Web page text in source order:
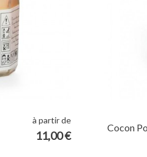
à partir de
11,00 €
Cocon